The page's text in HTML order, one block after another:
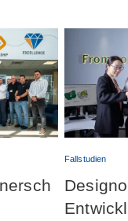
Fallstudien